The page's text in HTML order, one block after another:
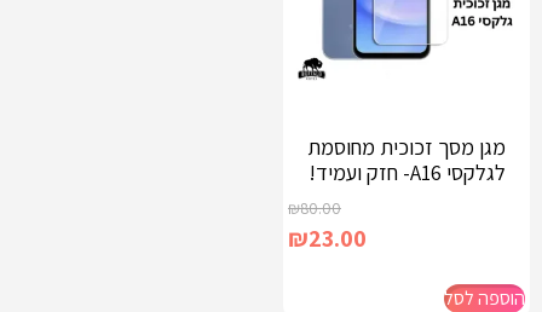
מגן מסך זכוכית מחוסמת
לגלקסי A16- חזק ועמיד!
₪80.00
₪23.00
הוספה לסל